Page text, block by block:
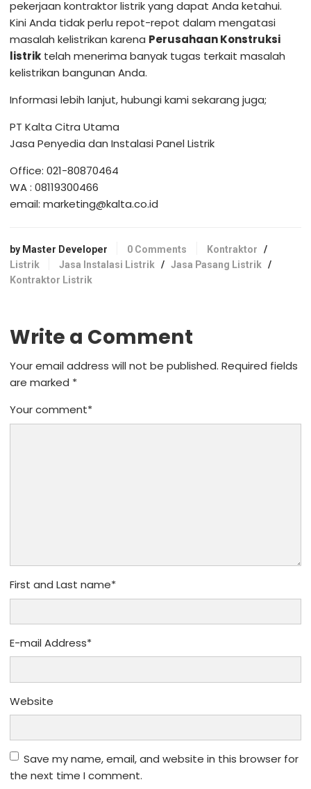
pekerjaan kontraktor listrik yang dapat Anda ketahui.
Kini Anda tidak perlu repot-repot dalam mengatasi
masalah kelistrikan karena Perusahaan Konstruksi
listrik telah menerima banyak tugas terkait masalah
kelistrikan bangunan Anda.
Informasi lebih lanjut, hubungi kami sekarang juga;
PT Kalta Citra Utama
Jasa Penyedia dan Instalasi Panel Listrik
Office: 021-80870464
WA : 08119300466
email: marketing@kalta.co.id
by Master Developer 0 Comments Kontraktor /
Listrik
Jasa Instalasi Listrik /Jasa Pasang Listrik /
Kontraktor Listrik
Write a Comment
Your email address will not be published. Required fields
are marked *
Your comment*
First and Last name*
E-mail Address*
Website
Save my name, email, and website in this browser for
the next time I comment.